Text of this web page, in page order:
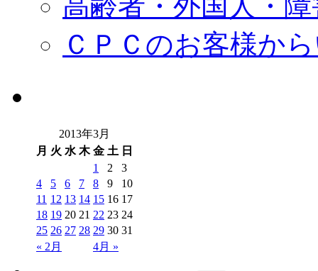
ＣＰＣのお客様か
2013年3月
月 火 水 木 金 土 日
« 2月 4月 »
1 2
3
4
5 6 7 8 9
10
11 12 13 14 15 16 17
18 19 20 21 22 23 24
25 26 27 28 29 30 31